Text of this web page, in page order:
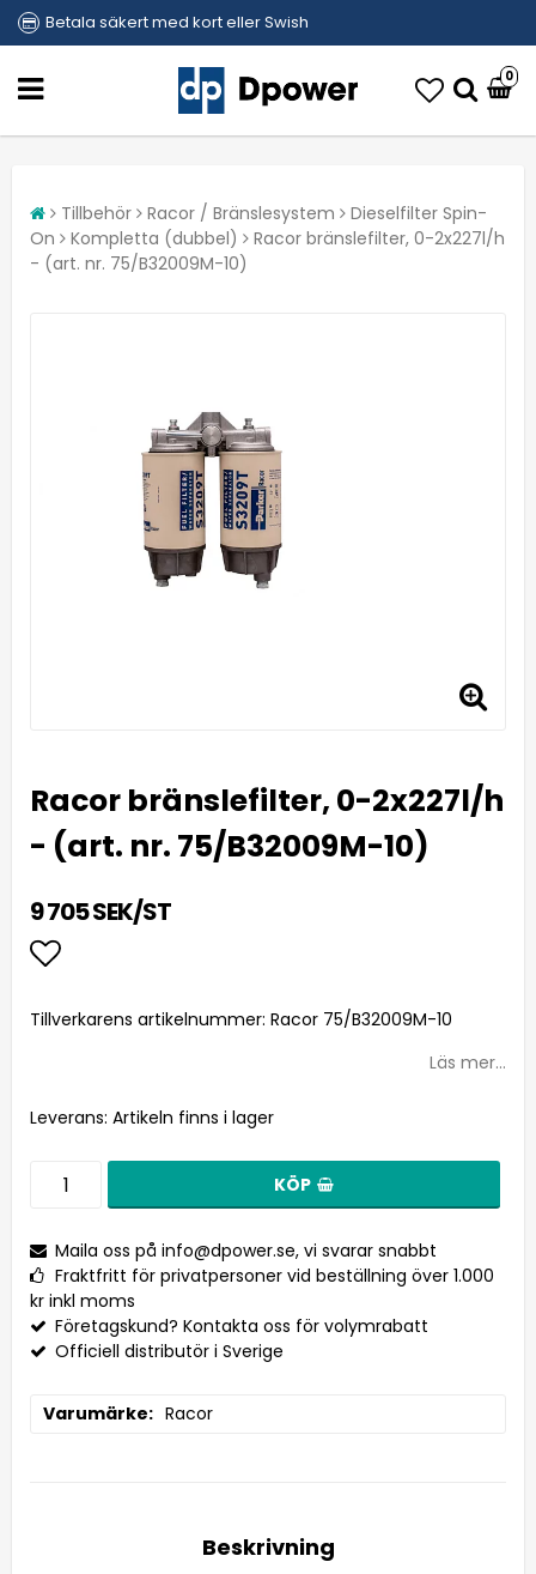
Betala säkert med kort eller Swish
0
Tillbehör Racor / Bränslesystem
Dieselfilter Spin-
On
Kompletta (dubbel)
Racor bränslefilter, 0-2x227l/h
- (art. nr. 75/B32009M-10)
Racor bränslefilter, 0-2x227l/h
- (art. nr. 75/B32009M-10)
9 705 SEK/ST
Lägg till i favoritlistan
Tillverkarens artikelnummer: Racor 75/B32009M-10
Läs mer...
Leverans: Artikeln finns i lager
KÖP
Maila oss på info@dpower.se, vi svarar snabbt
Fraktfritt för privatpersoner vid beställning över 1.000
kr inkl moms
Företagskund? Kontakta oss för volymrabatt
Officiell distributör i Sverige
Varumärke Racor
Beskrivning